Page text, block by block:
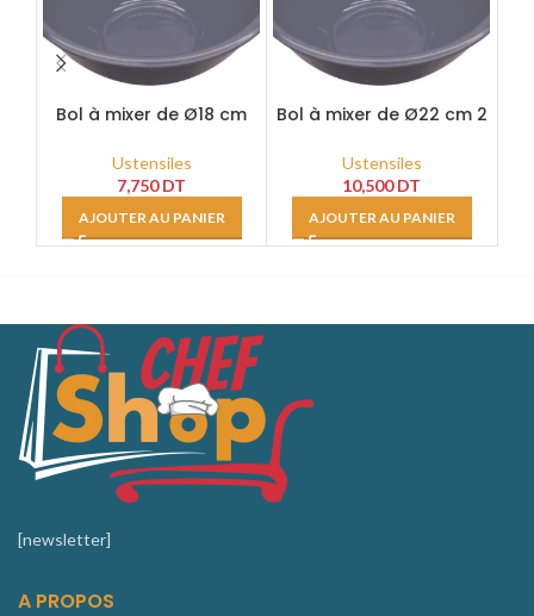
Bol à mixer de Ø18 cm
Ustensiles
7,750DT
AJOUTER AU PANIER
Bol à mixer de Ø22 cm 2
Ustensiles
10,500DT
AJOUTER AU PANIER
[newsletter]
A PROPOS